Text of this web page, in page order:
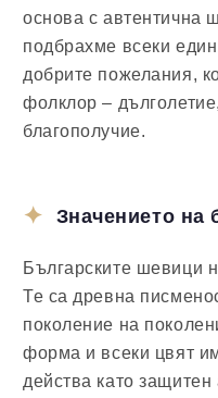
основа с автентична
подбрахме всеки
добрите пожелания,
фолклор –
благополучие.
Значението на
Българските шевици
Те са древна
поколение на
форма и всеки цвят
действа като